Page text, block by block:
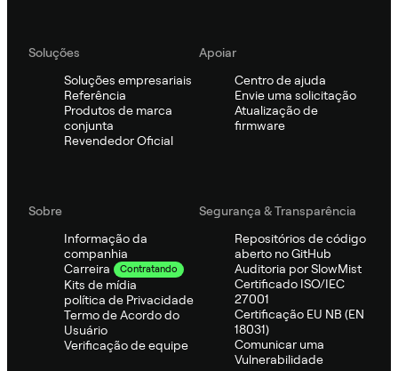
Soluções
Soluções empresariais
Referência
Produtos de marca
conjunta
Revendedor Oficial
Apoiar
Centro de ajuda
Envie uma solicitação
Atualização de
firmware
Sobre
Informação da
companhia
Carreira
Contratando
Kits de mídia
política de Privacidade
Termo de Acordo do
Usuário
Verificação de equipe
Segurança & Transparência
Repositórios de código
aberto no GitHub
Auditoria por SlowMist
Certificado ISO/IEC
27001
Certificação EU NB (EN
18031)
Comunicar uma
Vulnerabilidade